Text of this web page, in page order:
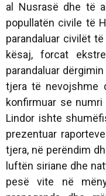
al Nusrasë dhe të
popullatën civile të
parandaluar civilët
kësaj, forcat
parandaluar
tjera të nevojshme
konfirmuar se
Lindor ishte
prezentuar
tjera, në perëndim
luftën siriane dhe
pesë vite në